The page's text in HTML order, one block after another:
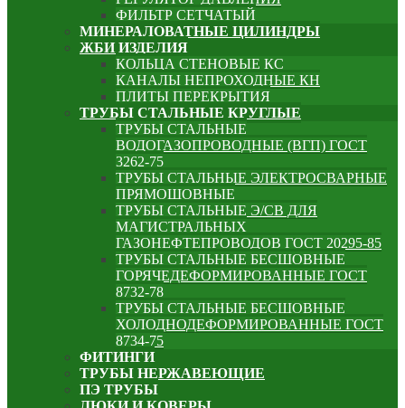
ФИЛЬТР СЕТЧАТЫЙ
МИНЕРАЛОВАТНЫЕ ЦИЛИНДРЫ
ЖБИ ИЗДЕЛИЯ
КОЛЬЦА СТЕНОВЫЕ КС
КАНАЛЫ НЕПРОХОДНЫЕ КН
ПЛИТЫ ПЕРЕКРЫТИЯ
ТРУБЫ СТАЛЬНЫЕ КРУГЛЫЕ
ТРУБЫ СТАЛЬНЫЕ
ВОДОГАЗОПРОВОДНЫЕ (ВГП) ГОСТ
3262-75
ТРУБЫ СТАЛЬНЫЕ ЭЛЕКТРОСВАРНЫЕ
ПРЯМОШОВНЫЕ
ТРУБЫ СТАЛЬНЫЕ Э/СВ ДЛЯ
МАГИСТРАЛЬНЫХ
ГАЗОНЕФТЕПРОВОДОВ ГОСТ 20295-85
ТРУБЫ СТАЛЬНЫЕ БЕСШОВНЫЕ
ГОРЯЧЕДЕФОРМИРОВАННЫЕ ГОСТ
8732-78
ТРУБЫ СТАЛЬНЫЕ БЕСШОВНЫЕ
ХОЛОДНОДЕФОРМИРОВАННЫЕ ГОСТ
8734-75
ФИТИНГИ
ТРУБЫ НЕРЖАВЕЮЩИЕ
ПЭ ТРУБЫ